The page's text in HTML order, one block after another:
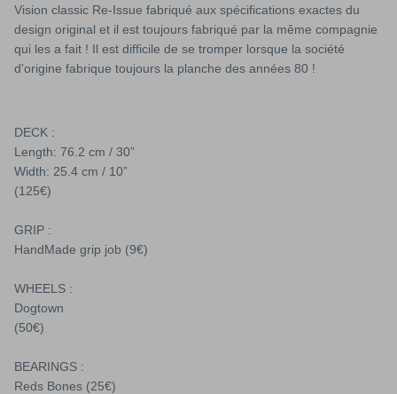
Vision classic Re-Issue fabriqué aux spécifications exactes du
design original et il est toujours fabriqué par la même compagnie
qui les a fait ! Il est difficile de se tromper lorsque la société
d'origine fabrique toujours la planche des années 80 !
DECK :
Length: 76.2 cm / 30”
Width: 25.4 cm / 10”
(125€)
GRIP :
HandMade grip job (9€)
WHEELS :
Dogtown
(50€)
BEARINGS :
Reds Bones (25€)